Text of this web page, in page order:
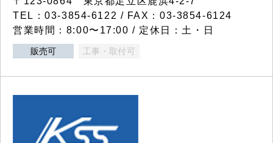
TEL：03-3854-6122 / FAX：03-3854-6124
営業時間：8:00〜17:00 / 定休日：土・日
販売可 工事・取付可